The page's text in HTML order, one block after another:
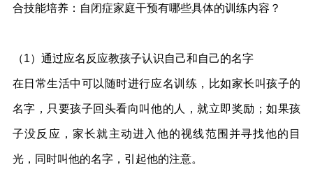
合技能培养：自闭症家庭干预有哪些具体的训练内容？
（1）通过应名反应教孩子认识自己和自己的名字
在日常生活中可以随时进行应名训练，比如家长叫孩子的
名字，只要孩子回头看向叫他的人，就立即奖励；如果孩
子没反应，家长就主动进入他的视线范围并寻找他的目
光，同时叫他的名字，引起他的注意。